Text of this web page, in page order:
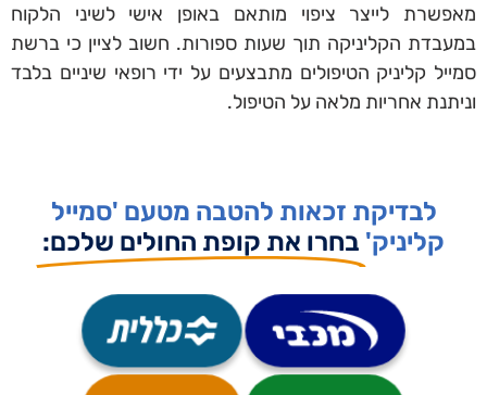
מאפשרת לייצר ציפוי מותאם באופן אישי לשיני הלקוח
במעבדת הקליניקה תוך שעות ספורות. חשוב לציין כי ברשת
סמייל קליניק הטיפולים מתבצעים על ידי רופאי שיניים בלבד
וניתנת אחריות מלאה על הטיפול.
לבדיקת זכאות להטבה מטעם 'סמייל
קליניק' בחרו את קופת החולים שלכם​: